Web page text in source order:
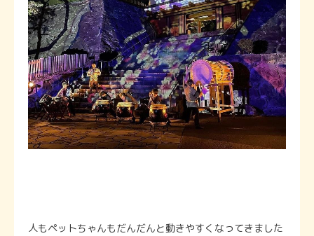
人もペットちゃんもだんだんと動きやすくなってきました